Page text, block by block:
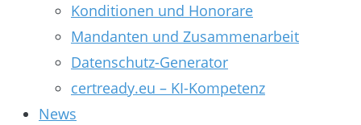
Konditionen und Honorare
Mandanten und Zusammenarbeit
Datenschutz-Generator
certready.eu – KI-Kompetenz
News